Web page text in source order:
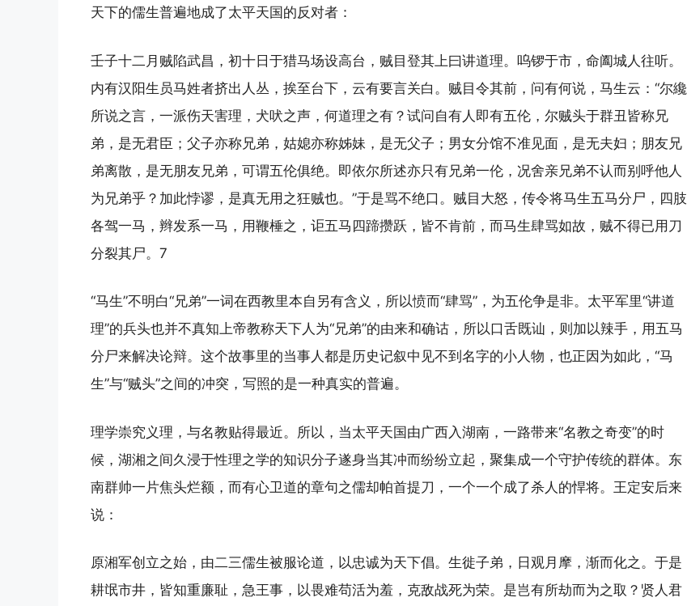
天下的儒生普遍地成了太平天国的反对者：
壬子十二月贼陷武昌，初十日于猎马场设高台，贼目登其上曰讲道理。呜锣于市，命阖城人往听。
内有汉阳生员马姓者挤出人丛，挨至台下，云有要言关白。贼目令其前，问有何说，马生云：“尔纔
所说之言，一派伤天害理，犬吠之声，何道理之有？试问自有人即有五伦，尔贼头于群丑皆称兄
弟，是无君臣；父子亦称兄弟，姑媳亦称姊妹，是无父子；男女分馆不准见面，是无夫妇；朋友兄
弟离散，是无朋友兄弟，可谓五伦俱绝。即依尔所述亦只有兄弟一伦，况舍亲兄弟不认而别呼他人
为兄弟乎？加此悖谬，是真无用之狂贼也。”于是骂不绝口。贼目大怒，传令将马生五马分尸，四肢
各驾一马，辫发系一马，用鞭棰之，讵五马四蹄攒跃，皆不肯前，而马生肆骂如故，贼不得已用刀
分裂其尸。7
“马生”不明白“兄弟”一词在西教里本自另有含义，所以愤而“肆骂”，为五伦争是非。太平军里“讲道
理”的兵头也并不真知上帝教称天下人为“兄弟”的由来和确诂，所以口舌既讪，则加以辣手，用五马
分尸来解决论辩。这个故事里的当事人都是历史记叙中见不到名字的小人物，也正因为如此，“马
生”与“贼头”之间的冲突，写照的是一种真实的普遍。
理学崇究义理，与名教贴得最近。所以，当太平天国由广西入湖南，一路带来“名教之奇变”的时
候，湖湘之间久浸于性理之学的知识分子遂身当其冲而纷纷立起，聚集成一个守护传统的群体。东
南群帅一片焦头烂额，而有心卫道的章句之儒却帕首提刀，一个一个成了杀人的悍将。王定安后来
说：
原湘军创立之始，由二三儒生被服论道，以忠诚为天下倡。生徙子弟，日观月摩，渐而化之。于是
耕氓市井，皆知重廉耻，急王事，以畏难苟活为羞，克敌战死为荣。是岂有所劫而为之取？贤人君